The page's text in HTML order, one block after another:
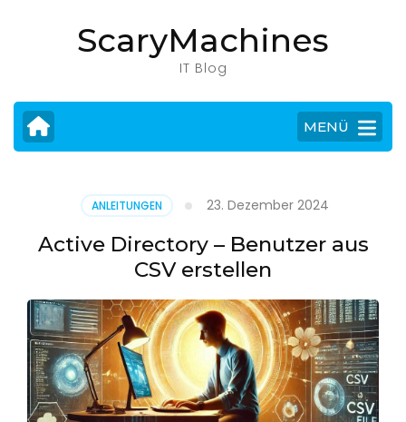
drücken)
ScaryMachines
IT Blog
MENÜ
ANLEITUNGEN 23. Dezember 2024
Active Directory – Benutzer aus
CSV erstellen